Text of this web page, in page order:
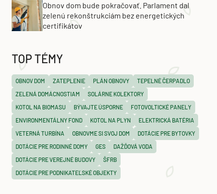
Obnov dom bude pokračovať. Parlament dal
zelenú rekonštrukciám bez energetických
certifikátov
TOP TÉMY
OBNOV DOM ZATEPLENIE PLÁN OBNOVY
TEPELNÉ ČERPADLO
ZELENÁ DOMÁCNOSTIAM
SOLÁRNE KOLEKTORY
KOTOL NA BIOMASU
BÝVAJTE ÚSPORNE
FOTOVOLTICKÉ PANELY
ENVIRONMENTÁLNY FOND
KOTOL NA PLYN
ELEKTRICKÁ BATÉRIA
VETERNÁ TURBÍNA
OBNOVME SI SVOJ DOM
DOTÁCIE PRE BYTOVKY
DOTÁCIE PRE RODINNÉ DOMY
GES
DAŽĎOVÁ VODA
DOTÁCIE PRE VEREJNÉ BUDOVY
ŠFRB
DOTÁCIE PRE PODNIKATEĽSKÉ OBJEKTY